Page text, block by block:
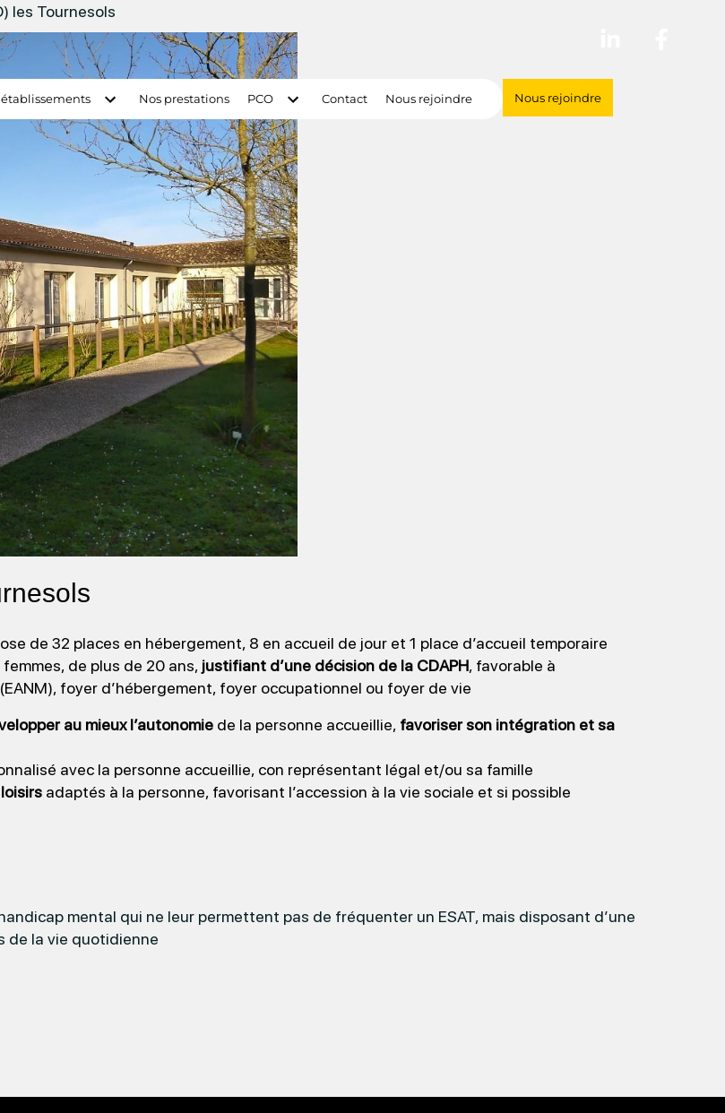
établissements Nos prestations PCO Contact Nous rejoindre Nous rejoindre
les Tournesols
de 32 places en hébergement, 8 en accueil de jour et 1 place d’accueil temporaire
de plus de 20 ans, justifiant d’une décision de la CDAPH, favorable à
foyer d’hébergement, foyer occupationnel ou foyer de vie
au mieux l’autonomie de la personne accueillie, favoriser son intégration et sa
avec la personne accueillie, con représentant légal et/ou sa famille
adaptés à la personne, favorisant l’accession à la vie sociale et si possible
mental qui ne leur permettent pas de fréquenter un ESAT, mais disposant d’une
de la vie quotidienne